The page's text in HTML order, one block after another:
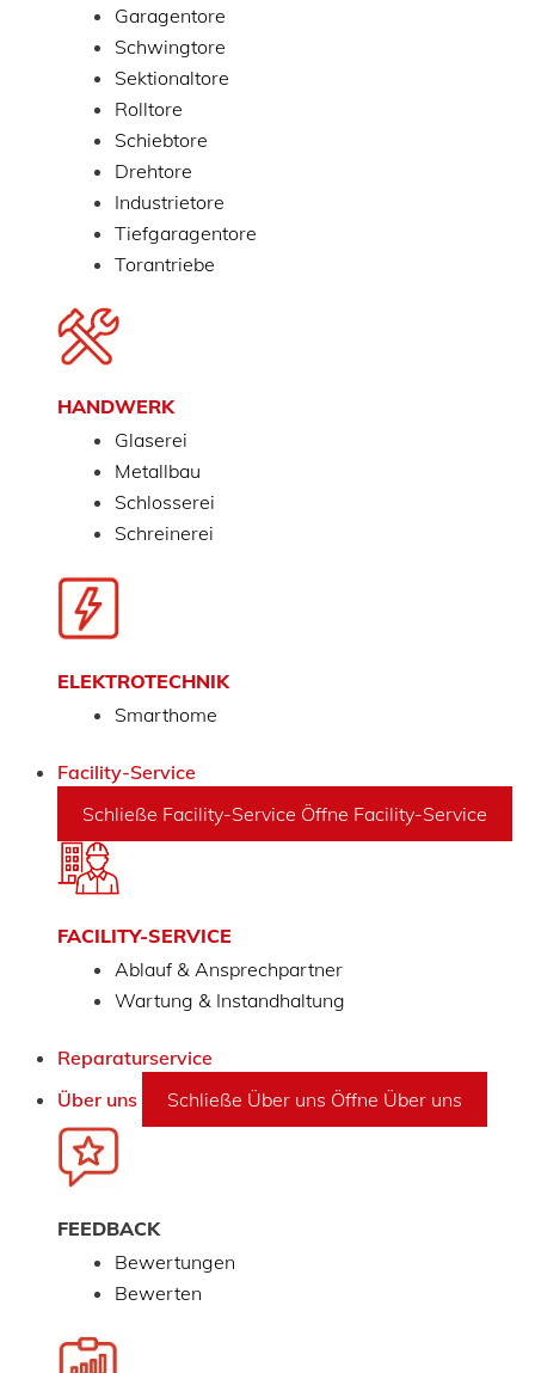
Garagentore
Schwingtore
Sektionaltore
Rolltore
Schiebtore
Drehtore
Industrietore
Tiefgaragentore
Torantriebe
HANDWERK
Glaserei
Metallbau
Schlosserei
Schreinerei
ELEKTROTECHNIK
Smarthome
Facility-Service
Schließe Facility-Service Öffne Facility-Service
FACILITY-SERVICE
Ablauf & Ansprechpartner
Wartung & Instandhaltung
Reparaturservice
Über uns
Schließe Über uns Öffne Über uns
FEEDBACK
Bewertungen
Bewerten